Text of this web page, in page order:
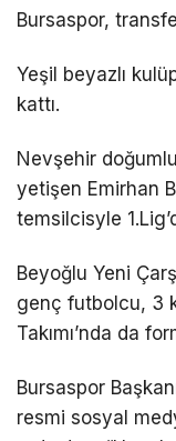
Bursaspor,
Yeşil beyazlı
kattı.
Nevşehir
yetişen Emirhan
temsilcisyle
Beyoğlu Yeni
genç futbolcu, 3
Takımı’nda da
Bursaspor
resmi sosyal